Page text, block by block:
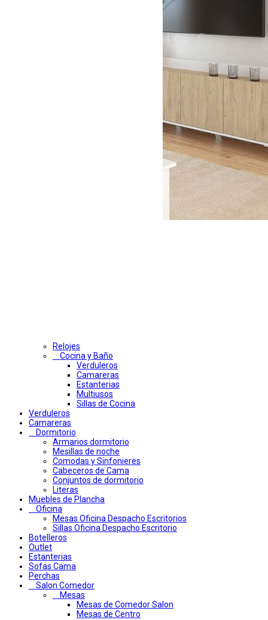
Relojes
Cocina y Baño
Verduleros
Camareras
Estanterias
Multiusos
Sillas de Cocina
Verduleros
Camareras
Dormitorio
Armarios dormitorio
Mesillas de noche
Comodas y Sinfonieres
Cabeceros de Cama
Conjuntos de dormitorio
Literas
Muebles de Plancha
Oficina
Mesas Oficina Despacho Escritorios
Sillas Oficina Despacho Escritorio
Botelleros
Outlet
Estanterias
Sofas Cama
Perchas
Salon Comedor
Mesas
Mesas de Comedor Salon
Mesas de Centro